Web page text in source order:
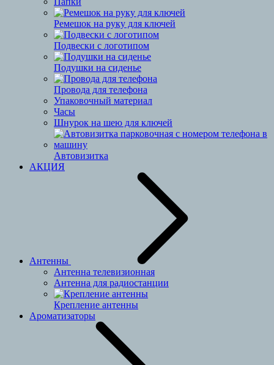
Ремешок на руку для ключей
Подвески с логотипом
Подушки на сиденье
Провода для телефона
Упаковочный материал
Часы
Шнурок на шею для ключей
Автовизитка
АКЦИЯ
Антенны
Антенна телевизионная
Антенна для радиостанции
Крепление антенны
Ароматизаторы